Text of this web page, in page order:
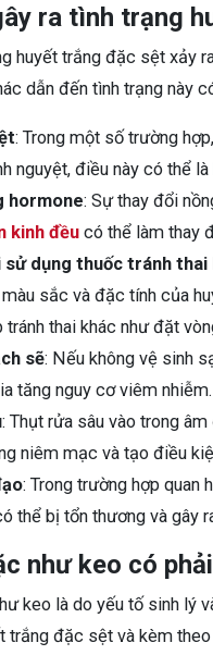
ra tình trạng
huyết trắng đặc sệt xảy
dẫn đến tình trạng này
: Trong một số trường
nguyệt, điều này có thể là
hormone: Sự thay đổi
kinh đều có thể làm thay
sử dụng thuốc tránh
sắc và đặc tính của
thai khác như đặt
sẽ: Nếu không vệ sinh
tăng nguy cơ viêm
: Thụt rửa sâu vào trong
niêm mạc và tạo điều
: Trong trường hợp quan
thể bị tổn thương và gây
như keo có
keo là do yếu tố sinh lý
trắng đặc sệt và kèm